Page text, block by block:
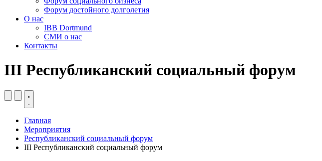
Форум достойного долголетия
О нас
IBB Dortmund
СМИ о нас
Контакты
III Республиканский социальный форум
Главная
Мероприятия
Республиканский социальный форум
III Республиканский социальный форум